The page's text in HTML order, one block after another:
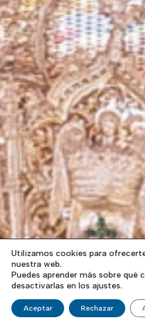
Utilizamos cookies para
nuestra web.
Puedes aprender más sobre qué
desactivarlas en los ajustes.
Aceptar Rechazar